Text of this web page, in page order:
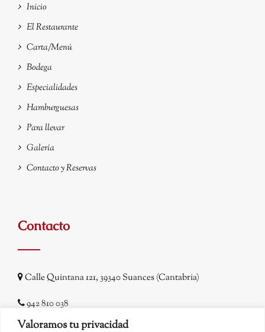
Valoramos tu privacidad
Inicio
El Restaurante
Carta/Menú
Bodega
Especialidades
Hamburguesas
Para llevar
Galería
Contacto y Reservas
Contacto
Calle Quintana 121, 39340 Suances (Cantabria)
942 810 038
hrsbandit78@yahoo.es